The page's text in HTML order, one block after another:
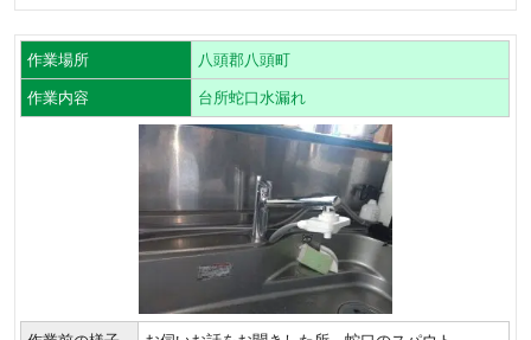
作業場所 八頭郡八頭町
作業内容 台所蛇口水漏れ